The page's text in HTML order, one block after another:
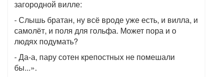
загородной вилле:
- Слышь братан, ну всё вроде уже есть, и вилла, и
самолёт, и поля для гольфа. Может пора и о
людях подумать?
- Да-а, пару сотен крепостных не помешали
бы...».